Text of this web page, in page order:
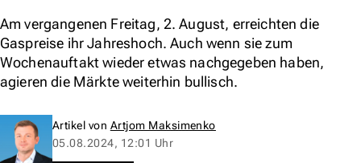
Am vergangenen Freitag, 2. August, erreichten die
Gaspreise ihr Jahreshoch. Auch wenn sie zum
Wochenauftakt wieder etwas nachgegeben haben,
agieren die Märkte weiterhin bullisch.
Artikel von Artjom Maksimenko
05.08.2024, 12:01 Uhr